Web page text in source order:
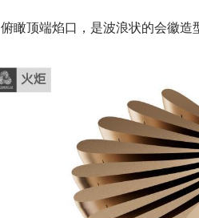
俯瞰顶端焰口，是波浪状的会徽造